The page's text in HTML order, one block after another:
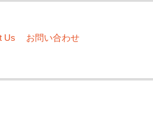
Us お問い合わせ